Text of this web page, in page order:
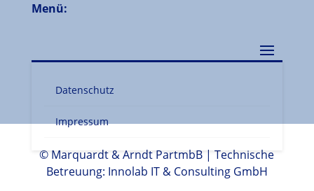
Menü:
Datenschutz
Impressum
© Marquardt & Arndt PartmbB | Technische
Betreuung: Innolab IT & Consulting GmbH